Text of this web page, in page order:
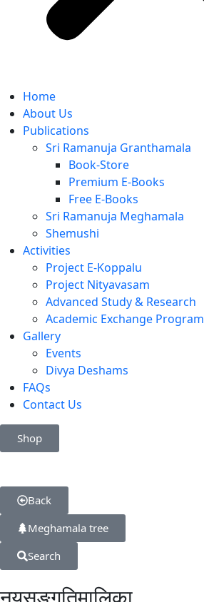
Home
About Us
Publications
Sri Ramanuja Granthamala
Book-Store
Premium E-Books
Free E-Books
Sri Ramanuja Meghamala
Shemushi
Activities
Project E-Koppalu
Project Nityavasam
Advanced Study & Research
Academic Exchange Program
Gallery
Events
Divya Deshams
FAQs
Contact Us
Shop
Back
Meghamala tree
Search